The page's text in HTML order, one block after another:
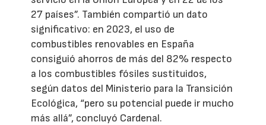
27 países”. También compartió un dato
significativo: en 2023, el uso de
combustibles renovables en España
consiguió ahorros de más del 82% respecto
a los combustibles fósiles sustituidos,
según datos del Ministerio para la Transición
Ecológica, “pero su potencial puede ir mucho
más allá”, concluyó Cardenal.